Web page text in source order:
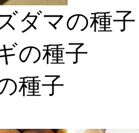
ダマの種子
の種子
種子